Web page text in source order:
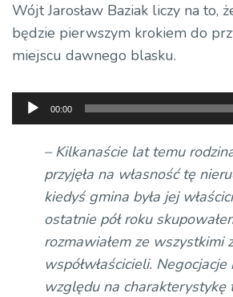
Wójt Jarosław Baziak liczy na to,
będzie pierwszym krokiem do
miejscu dawnego blasku.
Odtwarzacz
plików
dźwiękowych
00:00
– Kilkanaście lat temu
przyjęła na własność tę
kiedyś gmina była jej
ostatnie pół roku
rozmawiałem ze wszystkimi
współwłaścicieli. Negocjacje
względu na charakterystykę